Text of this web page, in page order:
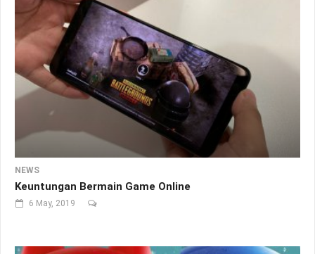
NEWS
Keuntungan Bermain Game Online
6 May, 2019